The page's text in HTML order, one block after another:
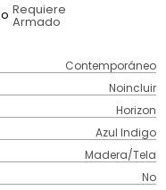
Requiere
Armado
Contemporáneo
Noincluir
Horizon
Azul Indigo
Madera/Tela
No